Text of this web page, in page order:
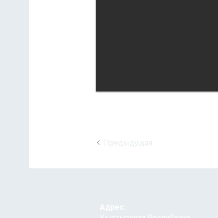
Предыдущая
Адрес: